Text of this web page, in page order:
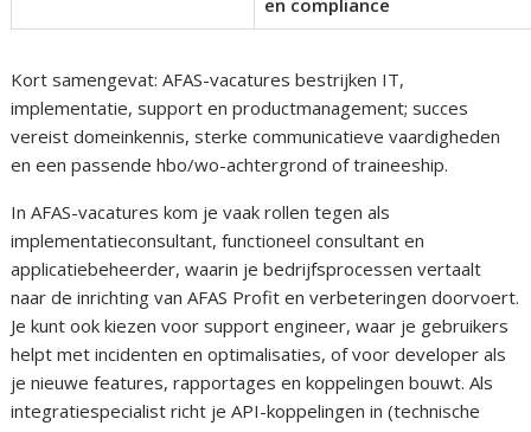
en compliance
Kort samengevat: AFAS-vacatures bestrijken IT,
implementatie, support en productmanagement; succes
vereist domeinkennis, sterke communicatieve vaardigheden
en een passende hbo/wo-achtergrond of traineeship.
In AFAS-vacatures kom je vaak rollen tegen als
implementatieconsultant, functioneel consultant en
applicatiebeheerder, waarin je bedrijfsprocessen vertaalt
naar de inrichting van AFAS Profit en verbeteringen doorvoert.
Je kunt ook kiezen voor support engineer, waar je gebruikers
helpt met incidenten en optimalisaties, of voor developer als
je nieuwe features, rapportages en koppelingen bouwt. Als
integratiespecialist richt je API-koppelingen in (technische